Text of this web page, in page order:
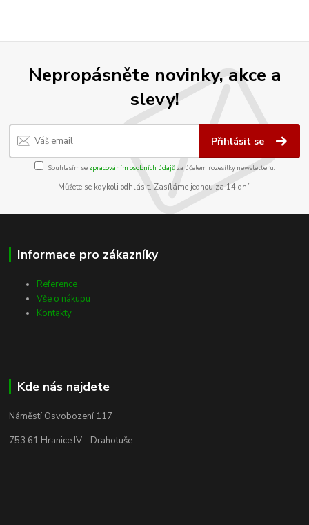
Nepropásněte novinky, akce a
slevy!
Přihlásit se
Souhlasím se zpracováním osobních údajůza účelem rozesílky newsletteru.
Můžete se kdykoli odhlásit. Zasíláme jednou za 14 dní.
Informace pro zákazníky
Reference
Vše o nákupu
Kontakty
Kde nás najdete
Náměstí Osvobození 117
753 61 Hranice IV - Drahotuše